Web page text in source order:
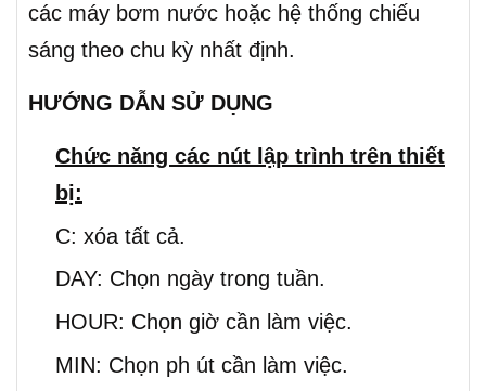
các máy bơm nước hoặc hệ thống chiếu
sáng theo chu kỳ nhất định.
HƯỚNG DẪN SỬ DỤNG
Chức năng các nút lập trình trên thiết
bị:
C: xóa tất cả.
DAY: Chọn ngày trong tuần.
HOUR: Chọn giờ cần làm việc.
MIN: Chọn ph út cần làm việc.